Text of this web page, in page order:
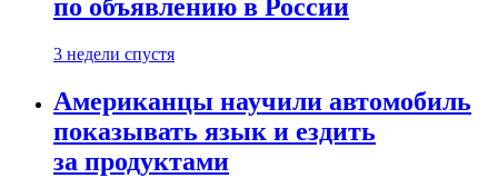
по объявлению в России
3 недели спустя
Американцы научили автомобиль
показывать язык и ездить
за продуктами